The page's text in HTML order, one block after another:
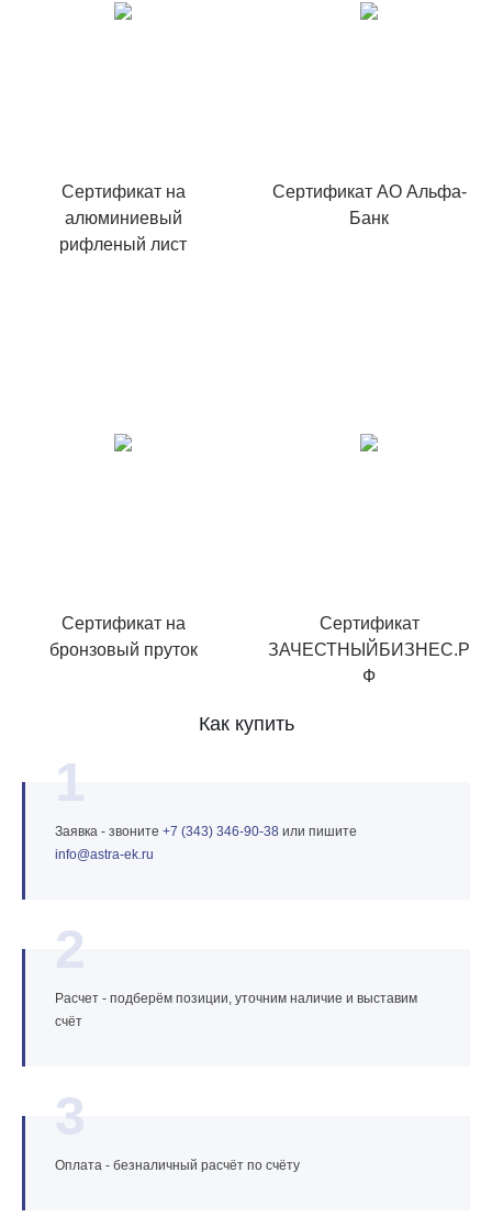
Сертификат на
алюминиевый
рифленый лист
Сертификат АО Альфа-
Банк
Сертификат на
бронзовый пруток
Сертификат
ЗАЧЕСТНЫЙБИЗНЕС.Р
Ф
Как купить
1
Заявка - звоните +7 (343) 346‑90‑38 или пишите
info@astra‑ek.ru
2
Расчет - подберём позиции, уточним наличие и выставим
счёт
3
Оплата - безналичный расчёт по счёту